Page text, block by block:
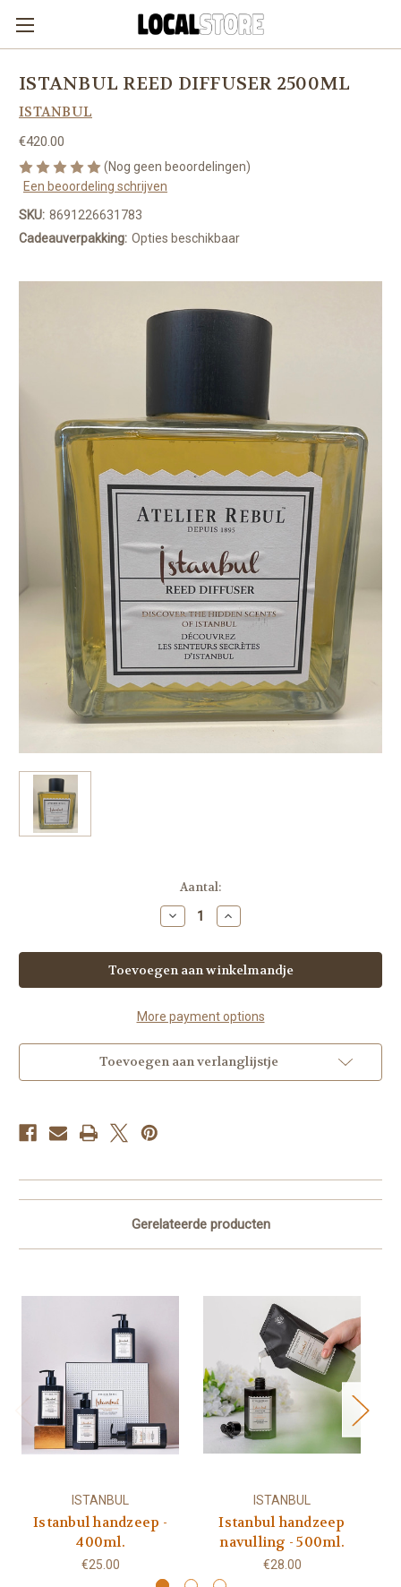
ISTANBUL REED DIFFUSER 2500ML
ISTANBUL
€420.00
(Nog geen beoordelingen)
Een beoordeling schrijven
SKU: 8691226631783
Cadeauverpakking: Opties beschikbaar
Aantal:
Hoeveelheid
verlagen
ISTANBUL
REED
DIFFUSER
2500ML
Hoeveelheid
verhogen
ISTANBUL
REED
DIFFUSER
2500ML
More payment options
Toevoegen aan verlanglijstje
Gerelateerde producten
ISTANBUL
Istanbul handzeep -
400ml.
€25.00
ISTANBUL
Istanbul handzeep
navulling - 500ml.
€28.00